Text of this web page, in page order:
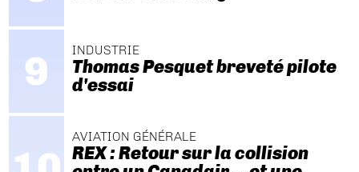
INDUSTRIE
Thomas Pesquet breveté pilote
d'essai
AVIATION GÉNÉRALE
REX : Retour sur la collision